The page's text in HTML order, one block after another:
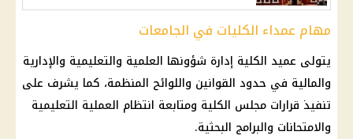
مهام عمداء الكليات في الجامعات
يتولى عميد الكلية إدارة شؤونها العلمية والتعليمية والإدارية
والمالية في حدود القوانين واللوائح المنظمة، كما يشرف على
تنفيذ قرارات مجلس الكلية ومتابعة انتظام العملية التعليمية
والامتحانات والبرامج البحثية.